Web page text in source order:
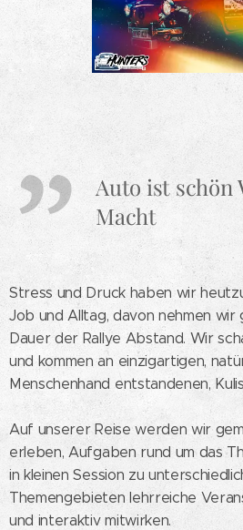
Auto ist schön
Macht
Stress und Druck haben wir
Job und Alltag, davon nehmen wir
Dauer der Rallye Abstand. Wir
und kommen an einzigartigen,
Menschenhand entstandenen,
Auf unserer Reise werden wir
erleben, Aufgaben rund um das
in kleinen Session zu
Themengebieten lehrreiche
und interaktiv mitwirken.